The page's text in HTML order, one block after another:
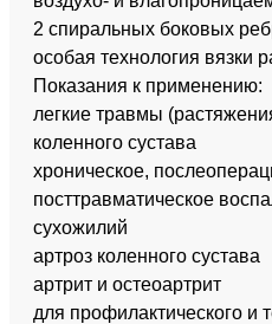
2 спиральных боковых
особая технология вязки
Показания к применению:
легкие травмы
коленного сустава
хроническое,
посттравматическое
сухожилий
артроз коленного сустава
артрит и остеоартрит
для профилактического и